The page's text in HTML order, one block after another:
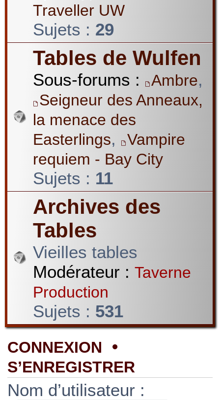
Traveller UW
Sujets : 29
Tables de Wulfen
Sous-forums : Ambre,
Seigneur des Anneaux,
la menace des
Easterlings,
Vampire
requiem - Bay City
Sujets : 11
Archives des
Tables
Vieilles tables
Modérateur : Taverne
Production
Sujets : 531
CONNEXION •
S’ENREGISTRER
Nom d’utilisateur :